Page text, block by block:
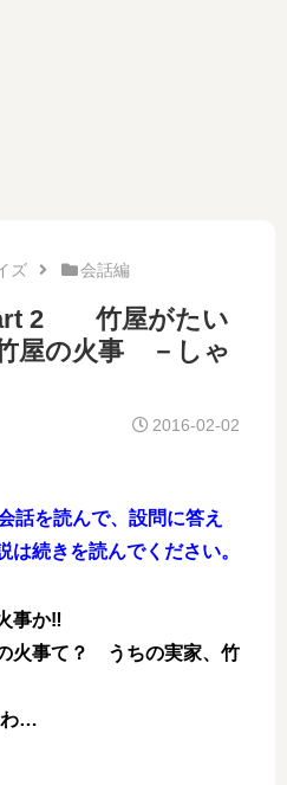
ズ 会話編
2 竹屋がたい
屋の火事 －しゃ
2016-02-02
話を読んで、設問に答え
は続きを読んでください。
事か‼
事て？ うちの実家、竹
わ…